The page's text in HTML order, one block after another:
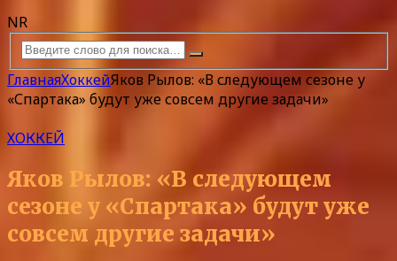
NR
ГлавнаяХоккейЯков Рылов: «В следующем сезоне у
«Спартака» будут уже совсем другие задачи»
ХОККЕЙ
Яков Рылов: «В следующем
сезоне у «Спартака» будут уже
совсем другие задачи»